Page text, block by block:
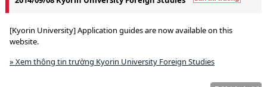
[Kyorin University] Application guides are now available on this
website.
» Xem thông tin trường Kyorin University Foreign Studies